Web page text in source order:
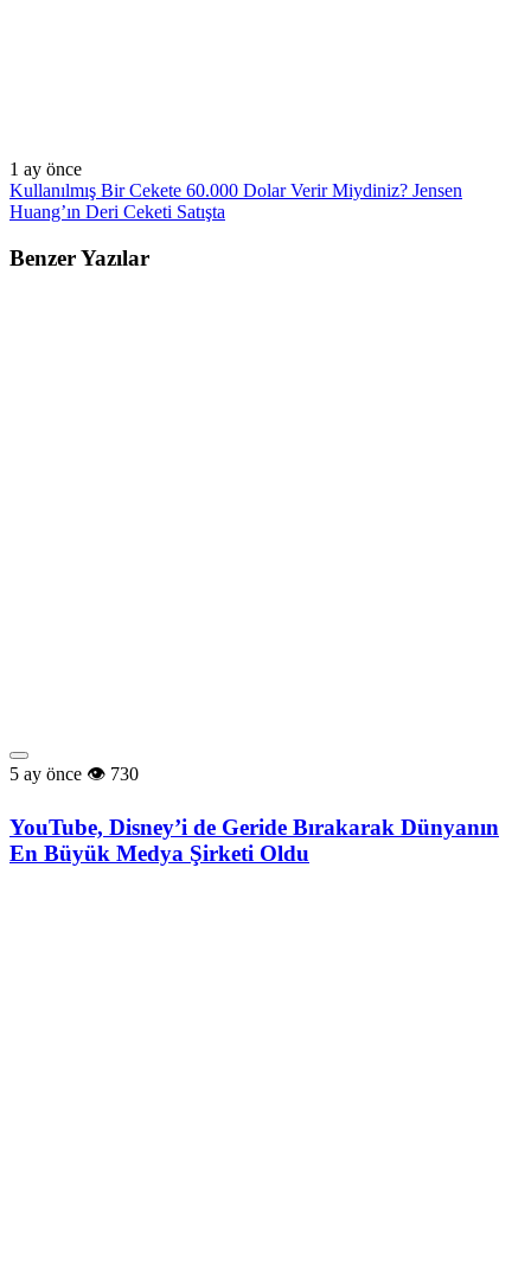
1 ay önce
Kullanılmış Bir Cekete 60.000 Dolar Verir Miydiniz? Jensen
Huang’ın Deri Ceketi Satışta
Benzer Yazılar
5 ay önce 730
YouTube, Disney’i de Geride Bırakarak Dünyanın
En Büyük Medya Şirketi Oldu